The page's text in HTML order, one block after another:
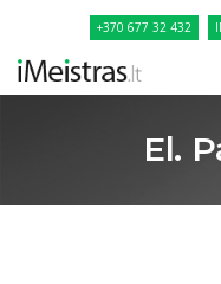
+370 677 32 432
El.